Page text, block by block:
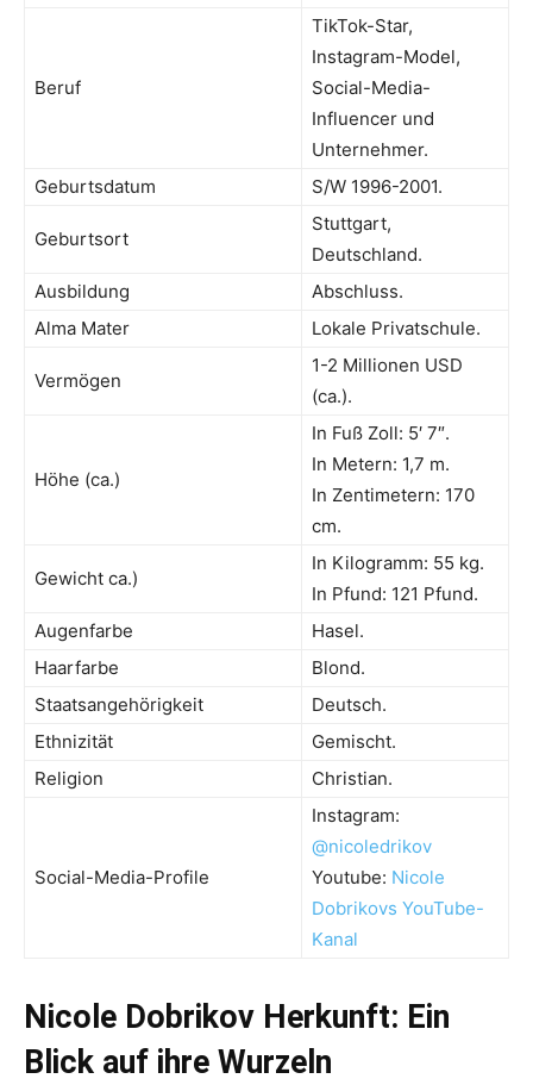
Beruf
TikTok-Star,
Instagram-Model,
Social-Media-
Influencer und
Unternehmer.
Geburtsdatum
S/W 1996-2001.
Geburtsort
Stuttgart,
Deutschland.
Ausbildung
Abschluss.
Alma Mater
Lokale Privatschule.
Vermögen
1-2 Millionen USD
(ca.).
Höhe (ca.)
In Fuß Zoll: 5′ 7″.
In Metern: 1,7 m.
In Zentimetern: 170
cm.
Gewicht ca.)
In Kilogramm: 55 kg.
In Pfund: 121 Pfund.
Augenfarbe
Hasel.
Haarfarbe
Blond.
Staatsangehörigkeit
Deutsch.
Ethnizität
Gemischt.
Religion
Christian.
Social-Media-Profile
Instagram:
@nicoledrikov
Youtube: Nicole
Dobrikovs YouTube-
Kanal
Nicole Dobrikov Herkunft: Ein
Blick auf ihre Wurzeln